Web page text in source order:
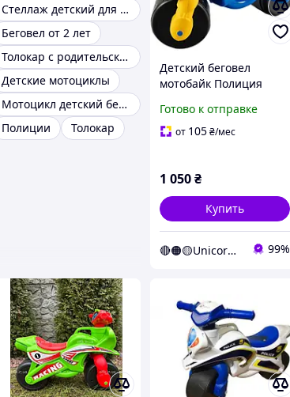
Стеллаж детский для игрушек
Беговел от 2 лет
Толокар с родительской
Детские мотоциклы
Мотоцикл детский беговел
Полиции
Толокар
Детский беговел
мотобайк Полиция
мотоцикл 0139/57
Doloni синий желтый
Готово к отправке
от 105₴/мес
1 050₴
Купить
🔴🟠🟡Unicorn🟢🔵🟣 99%